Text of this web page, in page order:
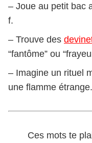
– Joue au petit bac
f.
– Trouve des
“fantôme” ou
– Imagine un rituel
une flamme étrange.
Ces mots te